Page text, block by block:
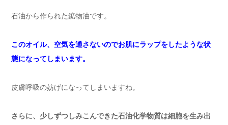
石油から作られた鉱物油です。
このオイル、空気を通さないのでお肌にラップをしたような状
態になってしまいます。
皮膚呼吸の妨げになってしまいますね。
さらに、少しずつしみこんできた石油化学物質は細胞を生み出